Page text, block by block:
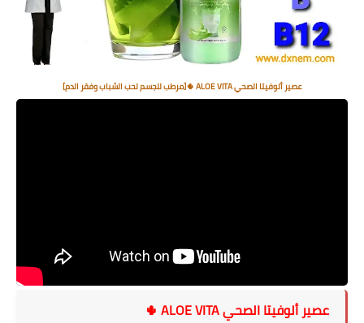
عصير ألوفيتا الصحي ALOE VITA 🌵[مرطب للجسم لحب الشباب وفقر الدم]
عصير ألوفيتا الصحي ALOE VITA 🌵